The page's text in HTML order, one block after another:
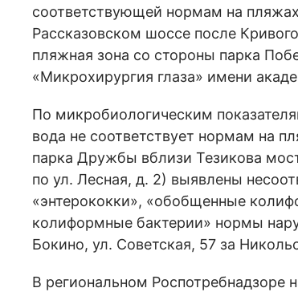
соответствующей нормам на
Рассказовском шоссе после
пляжная зона со стороны парка
«Микрохирургия глаза» имени
По микробиологическим
вода не соответствует нормам на
парка Дружбы вблизи Тезикова
по ул. Лесная, д. 2) выявлены
«энтерококки», «обобщенные
колиформные бактерии» нормы
Бокино, ул. Советская, 57 за
В региональном Роспотребнадзоре